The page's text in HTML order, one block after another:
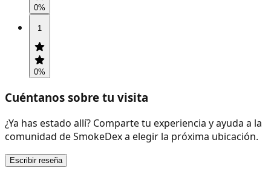
0%
1
0%
Cuéntanos sobre tu visita
¿Ya has estado allí? Comparte tu experiencia y ayuda a la
comunidad de SmokeDex a elegir la próxima ubicación.
Escribir reseña